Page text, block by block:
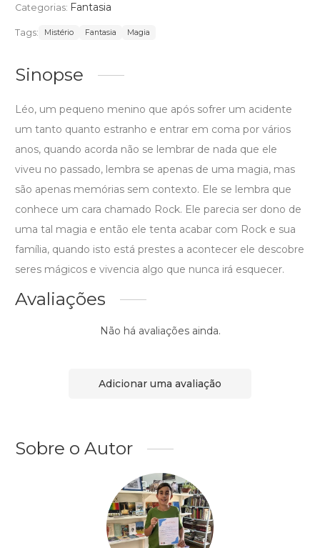
Categorias: Fantasia
Tags: Mistério Fantasia Magia
Sinopse
Léo, um pequeno menino que após sofrer um acidente
um tanto quanto estranho e entrar em coma por vários
anos, quando acorda não se lembrar de nada que ele
viveu no passado, lembra se apenas de uma magia, mas
são apenas memórias sem contexto. Ele se lembra que
conhece um cara chamado Rock. Ele parecia ser dono de
uma tal magia e então ele tenta acabar com Rock e sua
família, quando isto está prestes a acontecer ele descobre
seres mágicos e vivencia algo que nunca irá esquecer.
Avaliações
Não há avaliações ainda.
Adicionar uma avaliação
Sobre o Autor